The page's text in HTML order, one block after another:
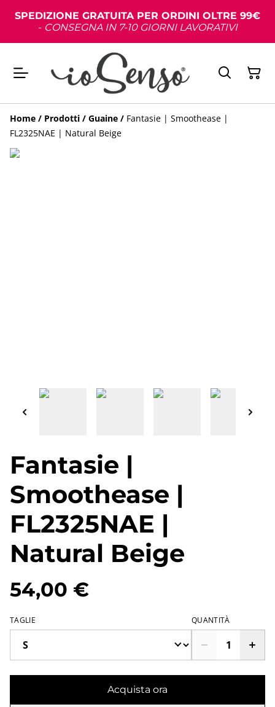
SPEDIZIONE GRATUITA PER ORDINI OLTRE 99€
- CONSEGNA IN 7-10 GIORNI LAVORATIVI
Home / Prodotti / Guaine / Fantasie | Smoothease |
FL2325NAE | Natural Beige
Fantasie |
Smoothease |
FL2325NAE |
Natural Beige
54,00 €
TAGLIE QUANTITÀ
Acquista ora